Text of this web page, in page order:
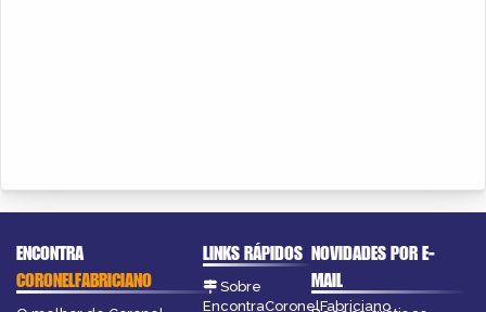
ENCONTRA
CORONELFABRICIANO
LINKS RÁPIDOS
Sobre
EncontraCoronelFabriciano
NOVIDADES POR E-
MAIL